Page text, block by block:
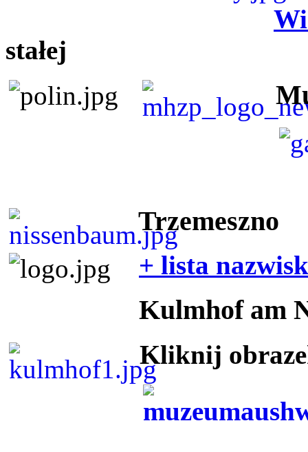
stałej
Trzemeszno
+ lista nazwisk
Kulmhof am
Kliknij